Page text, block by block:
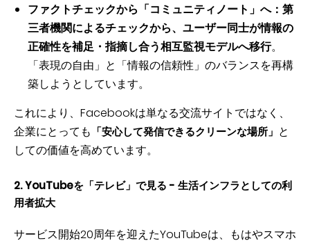
ファクトチェックから「コミュニティノート」へ：第
三者機関によるチェックから、ユーザー同士が情報の
正確性を補足・指摘し合う相互監視モデルへ移行。
「表現の自由」と「情報の信頼性」のバランスを再構
築しようとしています。
これにより、Facebookは単なる交流サイトではなく、
企業にとっても 「安心して発信できるクリーンな場所」 と
しての価値を高めています。
2. YouTubeを「テレビ」で見る - 生活インフラとしての利
用者拡大
サービス開始20周年を迎えたYouTubeは、もはやスマホ